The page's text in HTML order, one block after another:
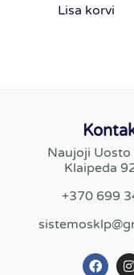
Lisa korvi
Naujoji Uosto
Klaipeda
+370 699